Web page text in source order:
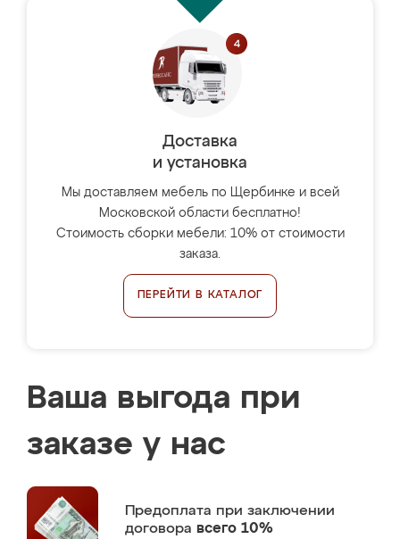
Доставка
и установка
Мы доставляем мебель по Щербинке и всей
Московской области бесплатно!
Стоимость сборки мебели: 10% от стоимости
заказа.
ПЕРЕЙТИ В КАТАЛОГ
Ваша выгода при
заказе у нас
Предоплата при заключении
договора всего 10%